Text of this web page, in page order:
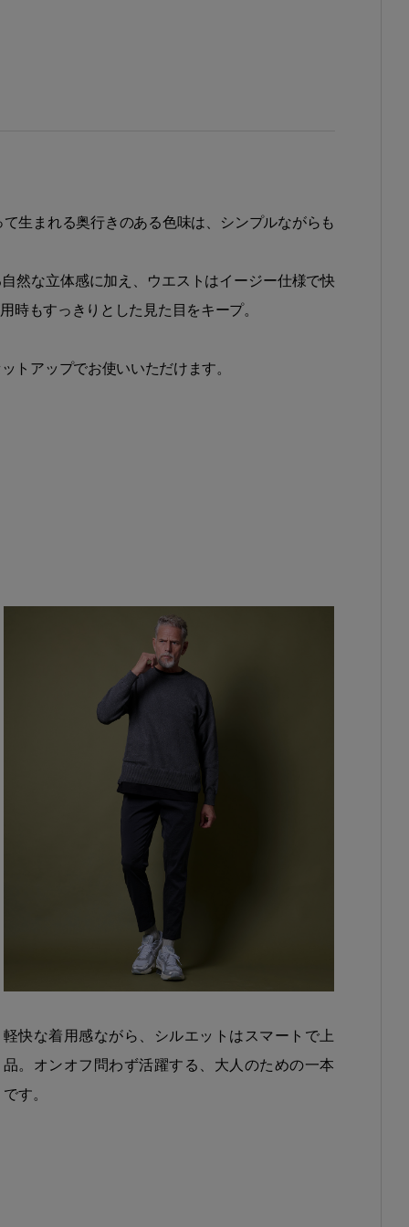
生まれる奥行きのある色味は、シンプルながらも
然な立体感に加え、ウエストはイージー仕様で快
時もすっきりとした見た目をキープ。
トアップでお使いいただけます。
軽快な着用感ながら、シルエットはスマートで上
品。オンオフ問わず活躍する、大人のための一本
です。